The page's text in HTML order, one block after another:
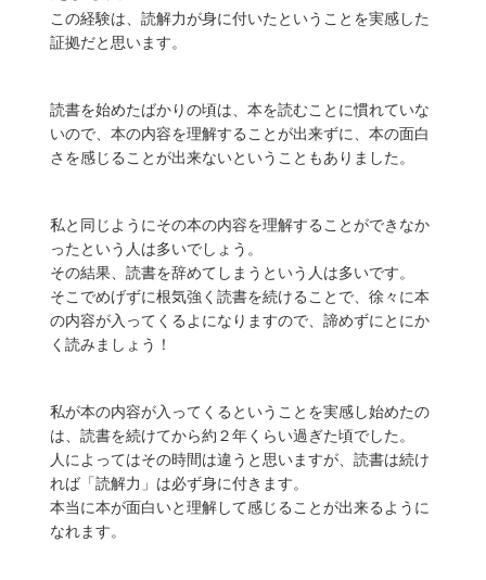
この経験は、読解力が身に付いたということを実感した
証拠だと思います。
読書を始めたばかりの頃は、本を読むことに慣れていな
いので、本の内容を理解することが出来ずに、本の面白
さを感じることが出来ないということもありました。
私と同じようにその本の内容を理解することができなか
ったという人は多いでしょう。
その結果、読書を辞めてしまうという人は多いです。
そこでめげずに根気強く読書を続けることで、徐々に本
の内容が入ってくるよになりますので、諦めずにとにか
く読みましょう！
私が本の内容が入ってくるということを実感し始めたの
は、読書を続けてから約２年くらい過ぎた頃でした。
人によってはその時間は違うと思いますが、読書は続け
れば「読解力」は必ず身に付きます。
本当に本が面白いと理解して感じることが出来るように
なれます。